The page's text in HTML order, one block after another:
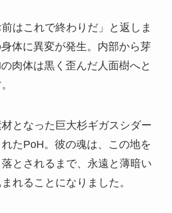
はこれで終わりだ」と返しま
体に異変が発生。内部から芽
肉体は黒く歪んだ人面樹へと
材となった巨大杉ギガスシダー
たPoH。彼の魂は、この地を
とされるまで、永遠と薄暗い
れることになりました。